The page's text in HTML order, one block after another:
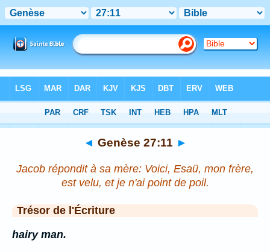
Chapitre 27 > Verset 11
◄ Genèse 27:11 ►
Jacob répondit à sa mère: Voici, Esaü, mon frère,
est velu, et je n'ai point de poil.
Trésor de l'Écriture
hairy man.